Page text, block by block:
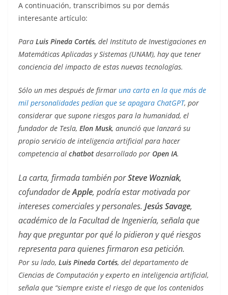
A continuación, transcribimos su por demás
interesante artículo:
Para Luis Pineda Cortés, del Instituto de Investigaciones en
Matemáticas Aplicadas y Sistemas (UNAM), hay que tener
conciencia del impacto de estas nuevas tecnologías.
Sólo un mes después de firmar una carta en la que más de
mil personalidades pedían que se apagara ChatGPT, por
considerar que supone riesgos para la humanidad, el
fundador de Tesla, Elon Musk, anunció que lanzará su
propio servicio de inteligencia artificial para hacer
competencia al chatbotdesarrollado por Open IA.
La carta, firmada también porSteve Wozniak,
cofundador deApple, podría estar motivada por
intereses comerciales y personales. Jesús Savage,
académico de la Facultad de Ingeniería, señala que
hay que preguntar por qué lo pidieron y qué riesgos
representa para quienes firmaron esa petición.
Por su lado, Luis Pineda Cortés, del departamento de
Ciencias de Computación y experto en inteligencia artificial,
señala que “siempre existe el riesgo de que los contenidos